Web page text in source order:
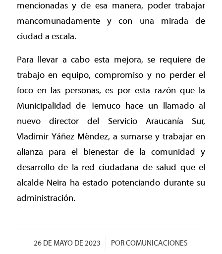
mencionadas y de esa manera, poder trabajar
mancomunadamente y con una mirada de
ciudad a escala.
Para llevar a cabo esta mejora, se requiere de
trabajo en equipo, compromiso y no perder el
foco en las personas, es por esta razón que la
Municipalidad de Temuco hace un llamado al
nuevo director del Servicio Araucanía Sur,
Vladimir Yáñez Méndez, a sumarse y trabajar en
alianza para el bienestar de la comunidad y
desarrollo de la red ciudadana de salud que el
alcalde Neira ha estado potenciando durante su
administración.
26 DE MAYO DE 2023
/ PORCOMUNICACIONES